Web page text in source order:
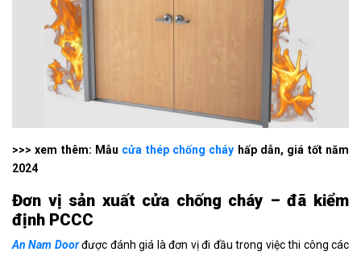
>>> xem thêm: Mẫu cửa thép chống cháy hấp dẫn, giá tốt năm
2024
Đơn vị sản xuất cửa chống cháy – đã kiểm
định PCCC
An Nam Doorđược đánh giá là đơn vị đi đầu trong việc thi công các